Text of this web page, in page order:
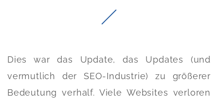
Dies war das Update, das Updates (und
vermutlich der SEO-Industrie) zu größerer
Bedeutung verhalf. Viele Websites verloren